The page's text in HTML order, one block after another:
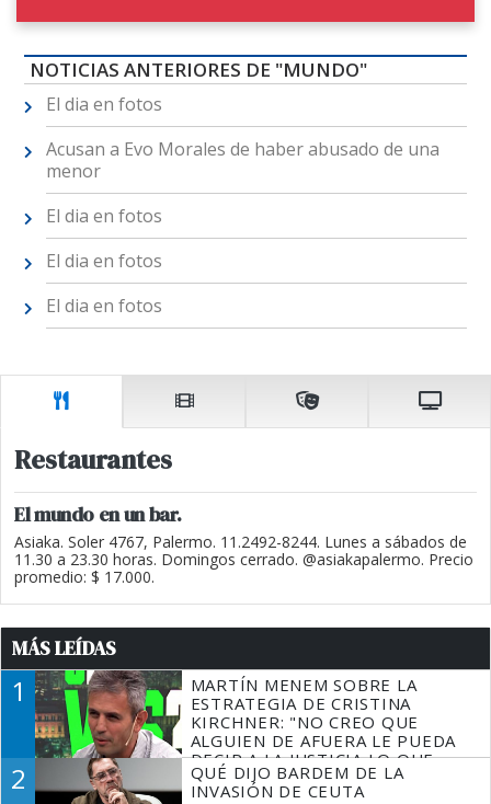
NOTICIAS ANTERIORES DE "MUNDO"
El dia en fotos
Acusan a Evo Morales de haber abusado de una
menor
El dia en fotos
El dia en fotos
El dia en fotos
Restaurantes
El mundo en un bar.
Asiaka. Soler 4767, Palermo. 11.2492-8244. Lunes a sábados de
11.30 a 23.30 horas. Domingos cerrado. @asiakapalermo. Precio
promedio: $ 17.000.
MÁS LEÍDAS
1
MARTÍN MENEM SOBRE LA
ESTRATEGIA DE CRISTINA
KIRCHNER: "NO CREO QUE
ALGUIEN DE AFUERA LE PUEDA
DECIR A LA JUSTICIA LO QUE
TIENE QUE HACER"
2
QUÉ DIJO BARDEM DE LA
INVASIÓN DE CEUTA